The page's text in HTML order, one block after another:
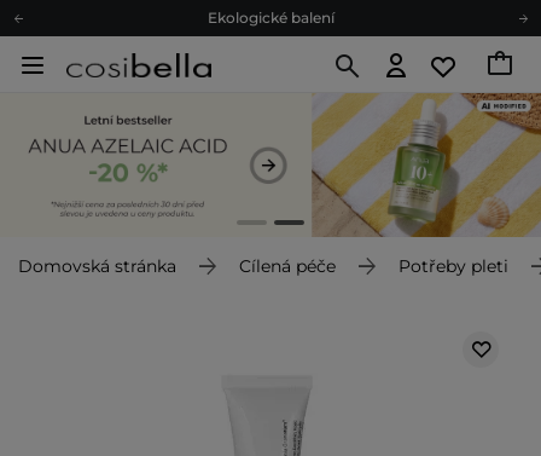
Ekologické balení
Doporučovací Program
Darkové karty
Ekologické balení
Domovská stránka Cílená péče Potřeby pleti